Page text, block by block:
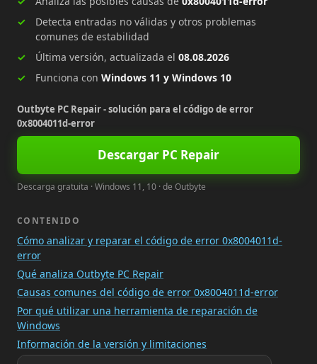
Detecta entradas no válidas y otros problemas
comunes de estabilidad
Última versión, actualizada el 08.08.2026
Funciona con Windows 11 y Windows 10
Outbyte PC Repair - solución para el código de error
0x8004011d-error
Descargar PC Repair
Descarga gratuita · Windows 11, 10 · de Outbyte
CONTENIDO
Cómo analizar y reparar el código de error 0x8004011d-
error
Qué analiza Outbyte PC Repair
Causas comunes del código de error 0x8004011d-error
Por qué utilizar una herramienta de reparación de
Windows
Información de la versión y limitaciones